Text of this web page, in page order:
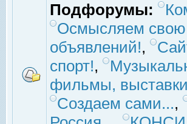
Подфорумы:
Осмысляем свою
объявлений!,
спорт!,
фильмы,
Создаем сами...,